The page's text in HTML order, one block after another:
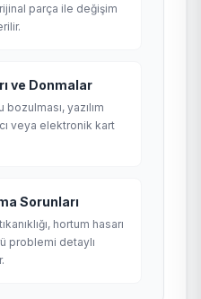
parça ile değişim
ve Donmalar
yazılım
veya elektronik kart
Sorunları
hortum hasarı
problemi detaylı